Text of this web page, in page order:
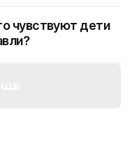
чувствуют дети